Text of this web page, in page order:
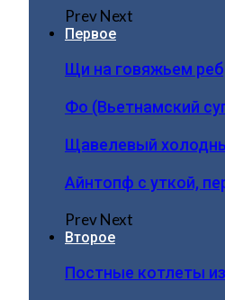
PrevNext
Первое
Щи на говяжьем
Фо (Вьетнамский
Щавелевый
Айнтопф с уткой,
PrevNext
Второе
Постные котлеты